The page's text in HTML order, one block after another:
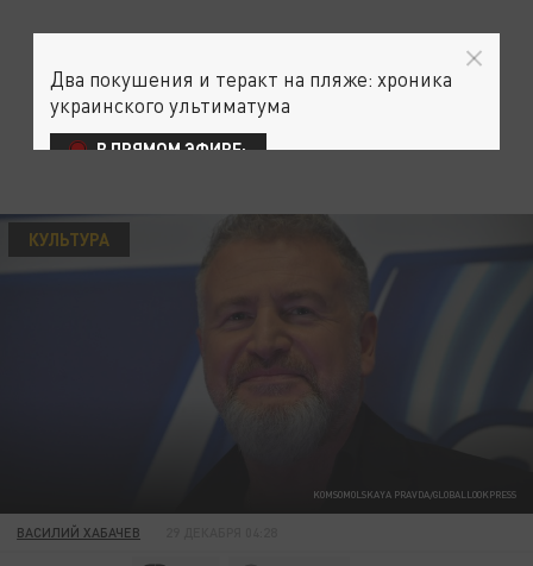
KOMSOMOLSKAYA PRAVDA/GLOBALLOOKPRESS
КУЛЬТУРА
ВАСИЛИЙ ХАБАЧЕВ
Два покушения и теракт на пляже: хроника
украинского ультиматума
В ПРЯМОМ ЭФИРЕ: